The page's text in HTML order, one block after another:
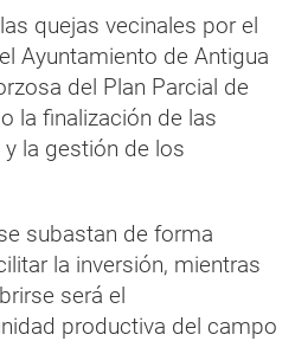
quejas vecinales por el
Ayuntamiento de Antigua
del Plan Parcial de
la finalización de las
la gestión de los
subastan de forma
la inversión, mientras
será el
productiva del campo